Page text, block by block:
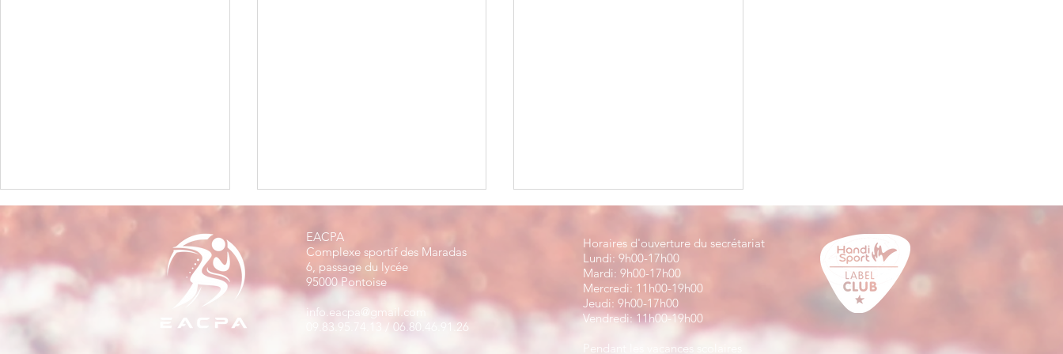
L'UTMB
2 nouveaux records du club !
EACPA
Complexe sportif des Maradas
6, passage du lycée
95000 Pontoise
info.eacpa@gmail.com
09.83.95.74.13 / 06.80.46.91.26
Horaires d'ouverture du secrétariat
Lundi: 9h00-17h00
Mardi: 9h00-17h00
Mercredi: 11h00-19h00
Jeudi: 9h00-17h00
Vendredi: 11h00-19h00
Pendant les vacances scolaires